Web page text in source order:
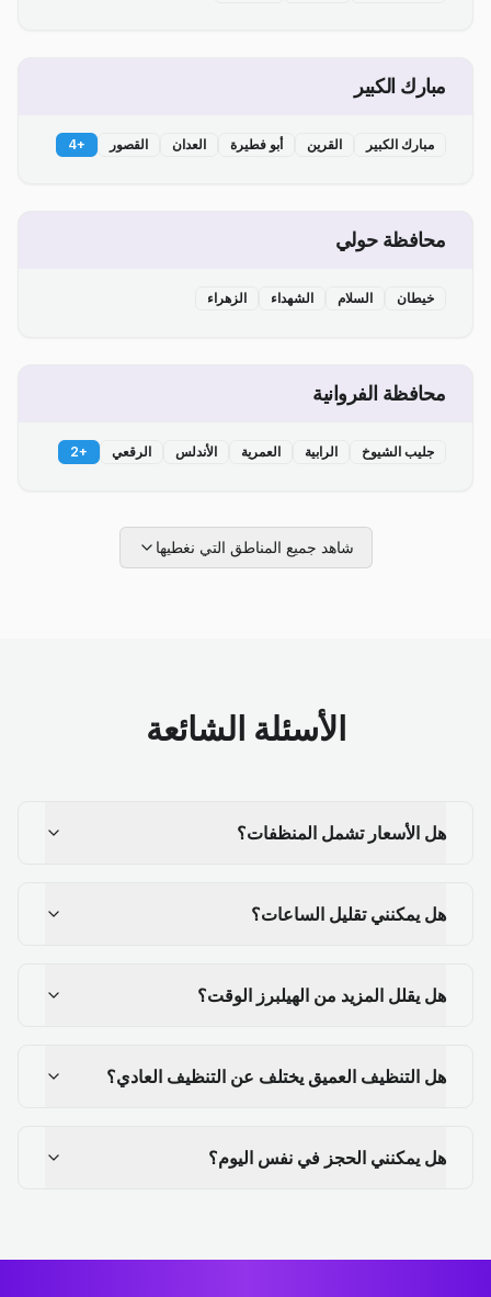
مبارك الكبير
مبارك الكبير القرين أبو فطيرة العدان القصور +
4
محافظة حولي
خيطان السلام الشهداء الزهراء
محافظة الفروانية
جليب الشيوخ الرابية العمرية الأندلس الرقعي +
2
شاهد جميع المناطق التي نغطيها
الأسئلة الشائعة
هل الأسعار تشمل المنظفات؟
هل يمكنني تقليل الساعات؟
هل يقلل المزيد من الهيلبرز الوقت؟
هل التنظيف العميق يختلف عن التنظيف العادي؟
هل يمكنني الحجز في نفس اليوم؟